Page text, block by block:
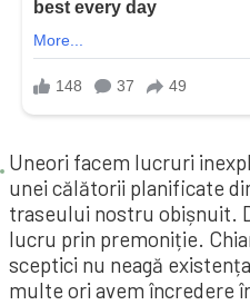
Uneori facem lucruri
unei călătorii planificate
traseului nostru obișnuit.
lucru prin premoniție.
sceptici nu neagă
multe ori avem încredere